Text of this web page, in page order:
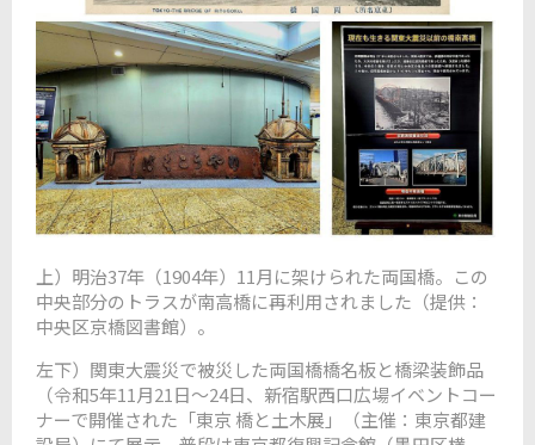
上） 明治37年（1904年）11月に架けられた両国橋。この
中央部分のトラスが南高橋に再利用されました（提供：
中央区京橋図書館）。
左下）関東大震災で被災した両国橋橋名板と橋梁装飾品
（令和5年11月21日～24日、新宿駅西口広場イベントコー
ナーで開催された「東京 橋と土木展」（主催：東京都建